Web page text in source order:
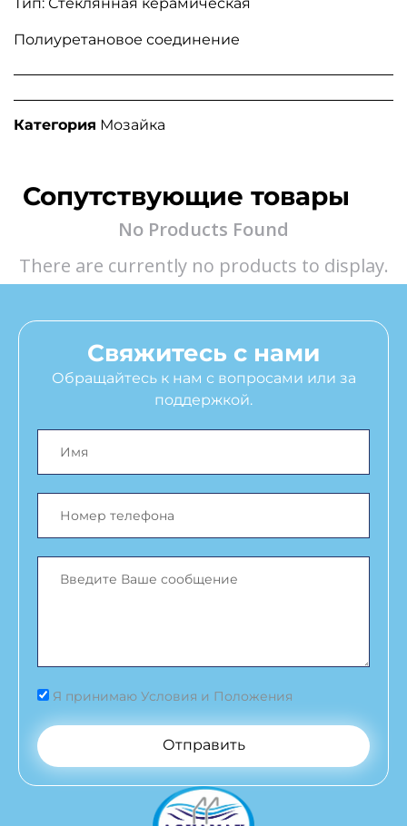
Полиуретановое соединение
Категория Мозайка
Сопутствующие товары
No Products Found
There are currently no products to display.
Свяжитесь с нами
Обращайтесь к нам с вопросами или за
поддержкой.
Я принимаю Условия и Положения
Отправить